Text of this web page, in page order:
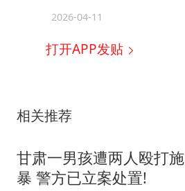
2026-04-11
打开APP发贴
相关推荐
甘肃一男孩遭两人殴打施
暴 警方已立案处置!